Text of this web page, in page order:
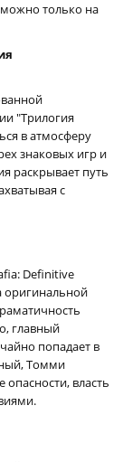
только на
"Трилогия
в атмосферу
знаковых игр и
раскрывает путь
с
Definitive
оригинальной
главный
попадает в
Томми
опасности, власть